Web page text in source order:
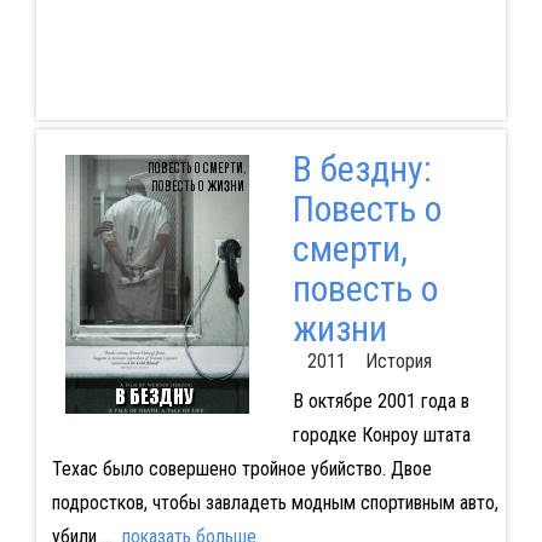
В бездну:
Повесть о
смерти,
повесть о
жизни
2011 История
В октябре 2001 года в
городке Конроу штата
Техас было совершено тройное убийство. Двое
подростков, чтобы завладеть модным спортивным авто,
убили... показать больше